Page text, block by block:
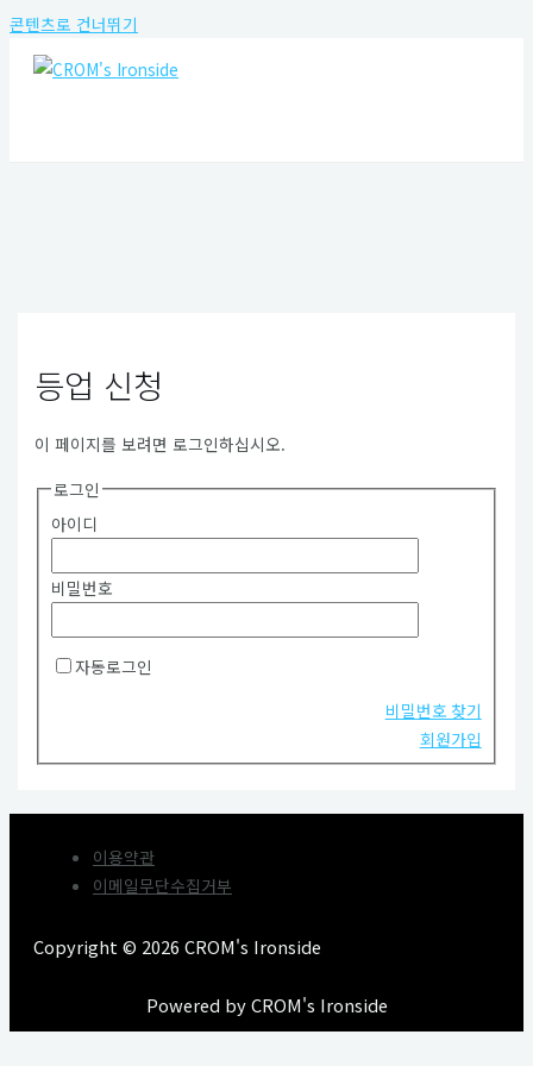
콘텐츠로 건너뛰기
등업 신청
이 페이지를 보려면 로그인하십시오.
로그인
아이디
비밀번호
자동로그인
비밀번호 찾기
회원가입
이용약관
이메일무단수집거부
Copyright © 2026 CROM's Ironside
Powered by CROM's Ironside